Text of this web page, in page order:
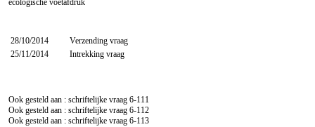
28/10/2014
Verzending vraag
25/11/2014
Intrekking vraag
Ook gesteld aan : schriftelijke vraag 6-111
Ook gesteld aan : schriftelijke vraag 6-112
Ook gesteld aan : schriftelijke vraag 6-113